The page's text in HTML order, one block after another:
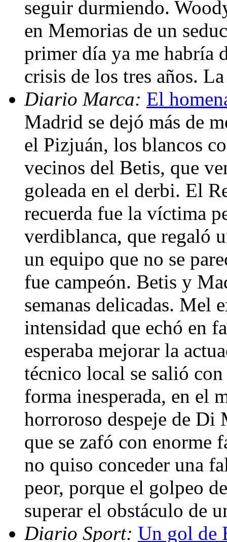
seguir durmiendo.
en Memorias de un
primer día ya me habría
crisis de los tres años.
Diario Marca: El
Madrid se dejó más de
el Pizjuán, los blancos
vecinos del Betis, que
goleada en el derbi. El
recuerda fue la víctima
verdiblanca, que regaló
un equipo que no se
fue campeón. Betis y
semanas delicadas. Mel
intensidad que echó en
esperaba mejorar la
técnico local se salió
forma inesperada, en el
horroroso despeje de Di
que se zafó con enorme
no quiso conceder una
peor, porque el golpeo
superar el obstáculo de
Diario Sport: Un gol de